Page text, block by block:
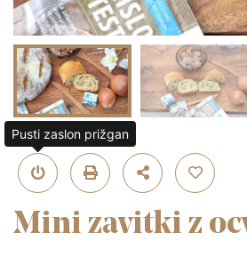
Mini zavitki z
Pusti zaslon prižgan